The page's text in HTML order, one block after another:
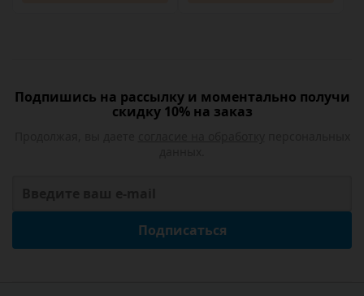
Подпишись на рассылку и моментально получи
скидку 10% на заказ
Подписаться